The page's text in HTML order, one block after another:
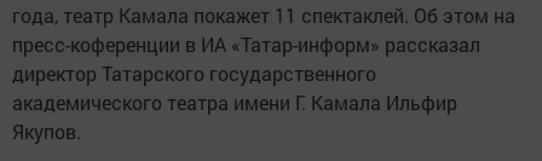
года, театр Камала покажет 11 спектаклей. Об этом на
пресс-коференции в ИА «Татар-информ» рассказал
директор Татарского государственного
академического театра имени Г. Камала Ильфир
Якупов.